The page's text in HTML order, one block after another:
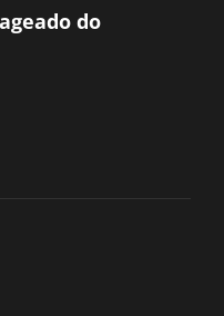
do